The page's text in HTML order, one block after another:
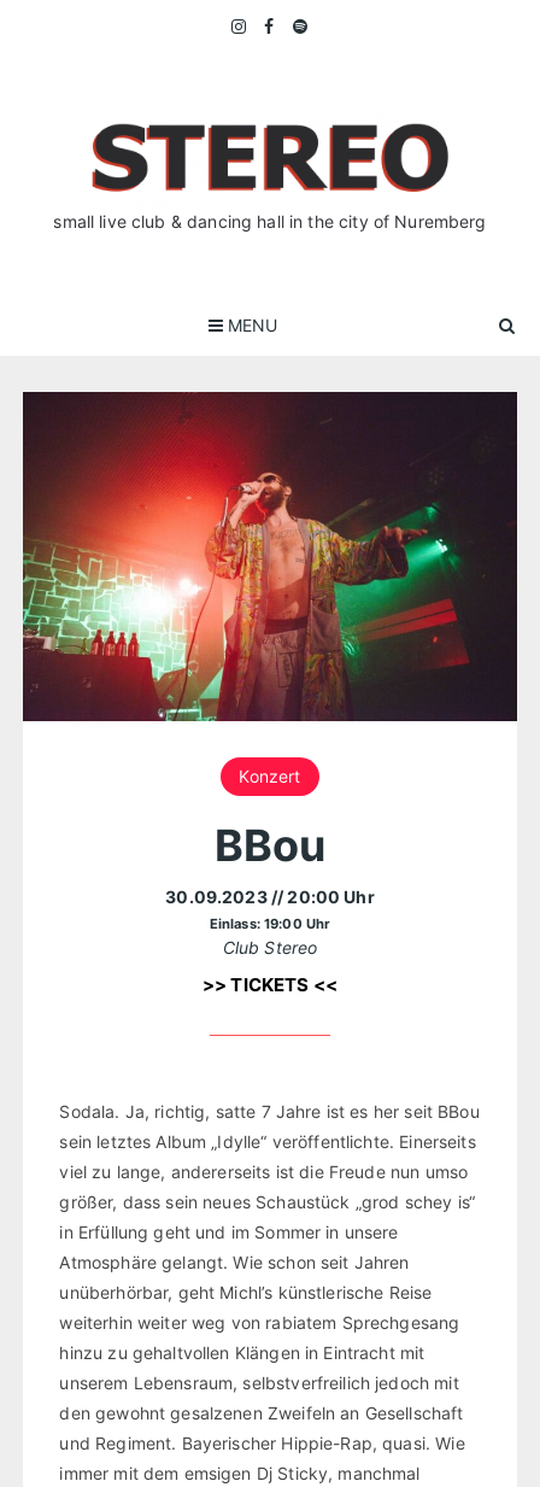
small live club & dancing hall in the city of Nuremberg
MENU
Konzert
BBou
30.09.2023 // 20:00 Uhr
Einlass: 19:00 Uhr
Club Stereo
>> TICKETS <<
Sodala. Ja, richtig, satte 7 Jahre ist es her seit BBou
sein letztes Album „Idylle“ veröffentlichte. Einerseits
viel zu lange, andererseits ist die Freude nun umso
größer, dass sein neues Schaustück „grod schey is“
in Erfüllung geht und im Sommer in unsere
Atmosphäre gelangt. Wie schon seit Jahren
unüberhörbar, geht Michl’s künstlerische Reise
weiterhin weiter weg von rabiatem Sprechgesang
hinzu zu gehaltvollen Klängen in Eintracht mit
unserem Lebensraum, selbstverfreilich jedoch mit
den gewohnt gesalzenen Zweifeln an Gesellschaft
und Regiment. Bayerischer Hippie-Rap, quasi. Wie
immer mit dem emsigen Dj Sticky, manchmal